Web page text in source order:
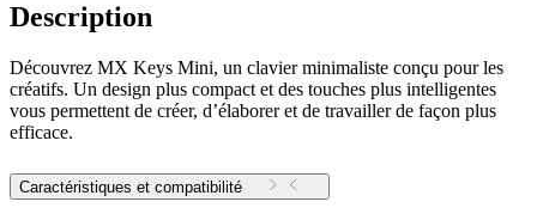
Description
Découvrez MX Keys Mini, un clavier minimaliste conçu pour les
créatifs. Un design plus compact et des touches plus intelligentes
vous permettent de créer, d’élaborer et de travailler de façon plus
efficace.
Caractéristiques et compatibilité